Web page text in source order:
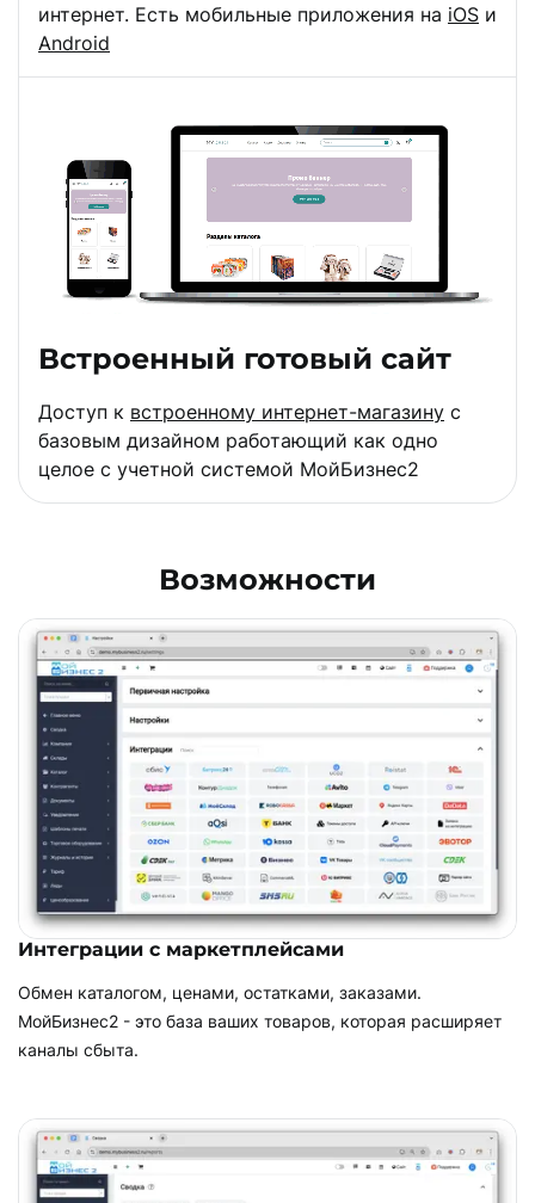
интернет. Есть мобильные приложения на iOS и
Android
Встроенный готовый сайт
Доступ к встроенному интернет-магазину с
базовым дизайном работающий как одно
целое с учетной системой МойБизнес2
Возможности
Интеграции с маркетплейсами
Обмен каталогом, ценами, остатками, заказами.
МойБизнес2 - это база ваших товаров, которая расширяет
каналы сбыта.